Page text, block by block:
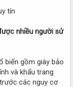
nhiều người sử
biến gồm giày bảo
và khẩu trang
các nguy cơ